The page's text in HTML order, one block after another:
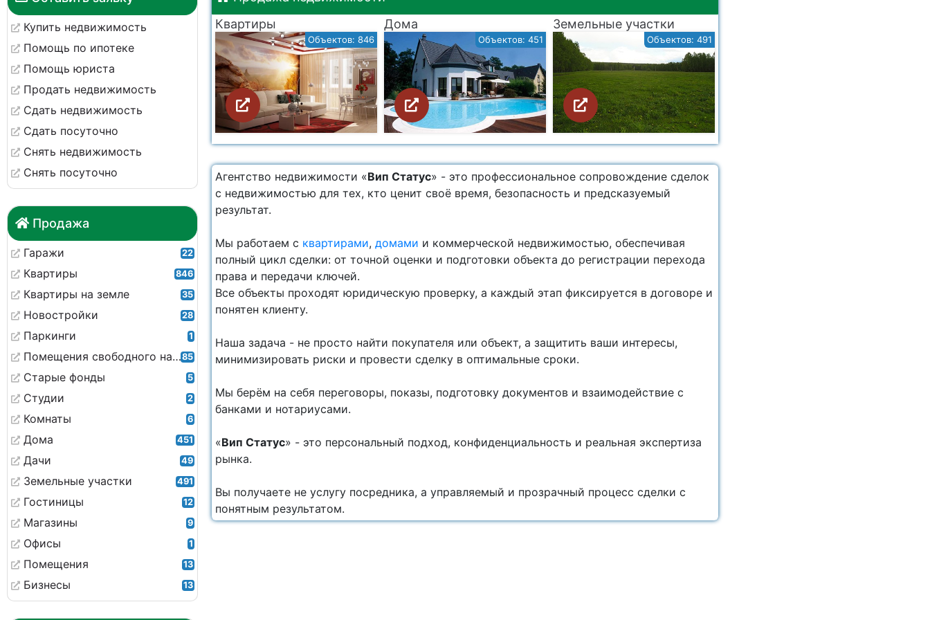
Купить недвижимость
Помощь по ипотеке
Помощь юриста
Продать недвижимость
Сдать недвижимость
Сдать посуточно
Снять недвижимость
Снять посуточно
Продажа
Гаражи 22
Квартиры 846
Квартиры на земле 35
Новостройки 28
Паркинги 1
Помещения свободного назначения85
Старые фонды 5
Студии 2
Комнаты 6
Дома 451
Дачи 49
Земельные участки 491
Гостиницы 12
Магазины 9
Офисы 1
Помещения 13
Бизнесы 13
Квартиры
Объектов: 846
Дома
Объектов: 451
Земельные участки
Объектов: 491
Агентство недвижимости «Вип Статус» - это профессиональное сопровождение сделок
с недвижимостью для тех, кто ценит своё время, безопасность и предсказуемый
результат.
Мы работаем с квартирами, домами и коммерческой недвижимостью, обеспечивая
полный цикл сделки: от точной оценки и подготовки объекта до регистрации перехода
права и передачи ключей.
Все объекты проходят юридическую проверку, а каждый этап фиксируется в договоре и
понятен клиенту.
Наша задача - не просто найти покупателя или объект, а защитить ваши интересы,
минимизировать риски и провести сделку в оптимальные сроки.
Мы берём на себя переговоры, показы, подготовку документов и взаимодействие с
банками и нотариусами.
«Вип Статус» - это персональный подход, конфиденциальность и реальная экспертиза
рынка.
Вы получаете не услугу посредника, а управляемый и прозрачный процесс сделки с
понятным результатом.